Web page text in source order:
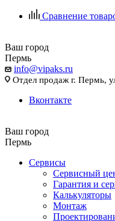
Сравнение
Ваш город
Пермь
info@vipaks.ru
Отдел продаж г. Пермь,
Вконтакте
Ваш город
Пермь
Сервисы
Сервисный
Гарантия и
Калькуляторы
Монтаж